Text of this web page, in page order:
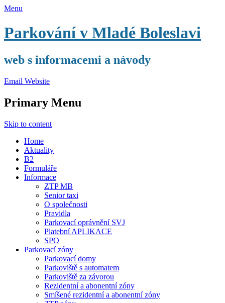
Menu
Parkování v Mladé Boleslavi
web s informacemi a návody
Email Website
Primary Menu
Skip to content
Home
Aktuality
B2
Formuláře
Informace
ZTP MB
Senior taxi
O společnosti
Pravidla
Parkovací oprávnění SVJ
Platební APLIKACE
SPO
Parkovací zóny
Parkovací domy
Parkoviště s automatem
Parkoviště za závorou
Rezidentní a abonentní zóny
Smíšené rezidentní a abonentní zóny